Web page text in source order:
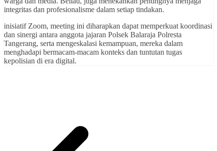
integritas dan profesionalisme dalam setiap tindakan.
inisiatif Zoom, meeting ini diharapkan dapat memperkuat koordinasi
dan sinergi antara anggota jajaran Polsek Balaraja Polresta
Tangerang, serta mengeskalasi kemampuan, mereka dalam
menghadapi bermacam-macam konteks dan tuntutan tugas
kepolisian di era digital.